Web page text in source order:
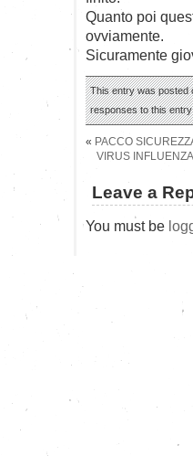
Quanto poi
ovviamente.
Sicuramente
This entry was posted
responses to this
« PACCO
VIRUS
Leave a
You must be